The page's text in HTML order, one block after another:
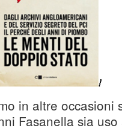
in altre occasioni
Fasanella sia